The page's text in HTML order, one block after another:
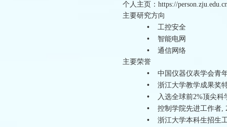
个人主页：https://
主要研究方向
• 工控安全
• 智能电网
•
通信网络
主要荣誉
• 中国仪器仪表学会青
• 浙江大学教学成果奖
• 入选全球前2%顶尖科
• 控制学院先进工作者,
• 浙江大学本科生招生